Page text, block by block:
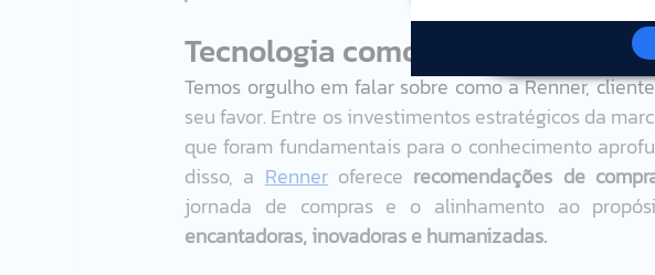
Tecnologia como peça-chave
Temos orgulho em falar sobre como a Renner,
seu favor. Entre os investimentos estratégicos da
que foram fundamentais para o conhecimento
disso, a Renner oferece recomendações de
jornada de compras e o alinhamento ao
encantadoras, inovadoras e humanizadas.